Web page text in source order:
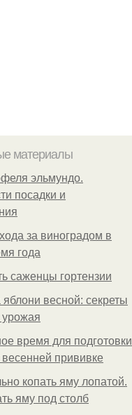
материалы
эльмундо.
посадки и
за виноградом в
года
саженцы гортензии
весной: секреты
время для подготовки
весенней прививке
копать яму лопатой.
яму под столб